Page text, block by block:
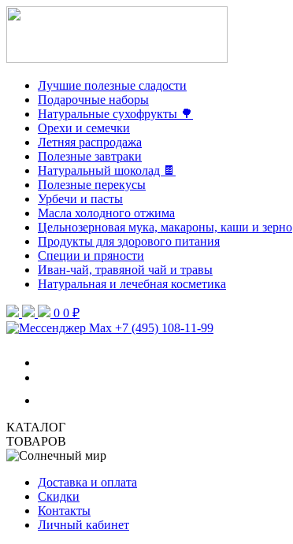
Лучшие полезные сладости
Подарочные наборы
Натуральные сухофрукты 🌳
Орехи и семечки
Летняя распродажа
Полезные завтраки
Натуральный шоколад 🍫
Полезные перекусы
Урбечи и пасты
Масла холодного отжима
Цельнозерновая мука, макароны, каши и зерно
Продукты для здорового питания
Специи и пряности
Иван-чай, травяной чай и травы
Натуральная и лечебная косметика
0 0 ₽
+7 (495) 108-11-99
КАТАЛОГ
ТОВАРОВ
Доставка и оплата
Скидки
Контакты
Личный кабинет